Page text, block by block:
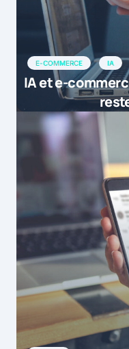
E-COMMERCE IA
IA et e-